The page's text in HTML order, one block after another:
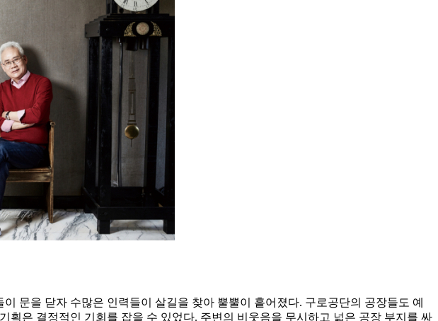
문을 닫자 수많은 인력들이 살길을 찾아 뿔뿔이 흩어졌다. 구로공단의 공장들도 예
은 결정적인 기회를 잡을 수 있었다. 주변의 비웃음을 무시하고 넓은 공장 부지를 싸